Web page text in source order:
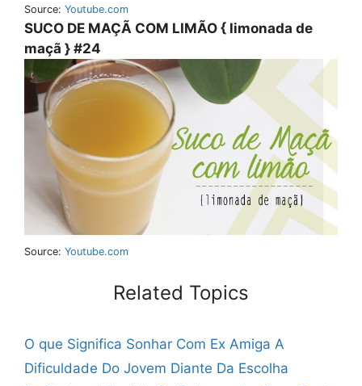
Source: Youtube.com
SUCO DE MAÇÃ COM LIMÃO { limonada de
maçã } #24
Source: Youtube.com
Related Topics
O que Significa Sonhar Com Ex Amiga A
Dificuldade Do Jovem Diante Da Escolha